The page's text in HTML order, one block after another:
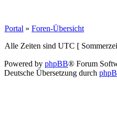
Portal » Foren-Übersicht
Alle Zeiten sind UTC [
Powered by phpBB® Forum
Deutsche Übersetzung durch